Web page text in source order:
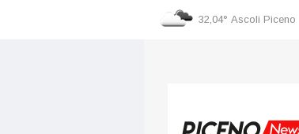
32,04° Ascoli Piceno
Incidente nella zona industriale, una